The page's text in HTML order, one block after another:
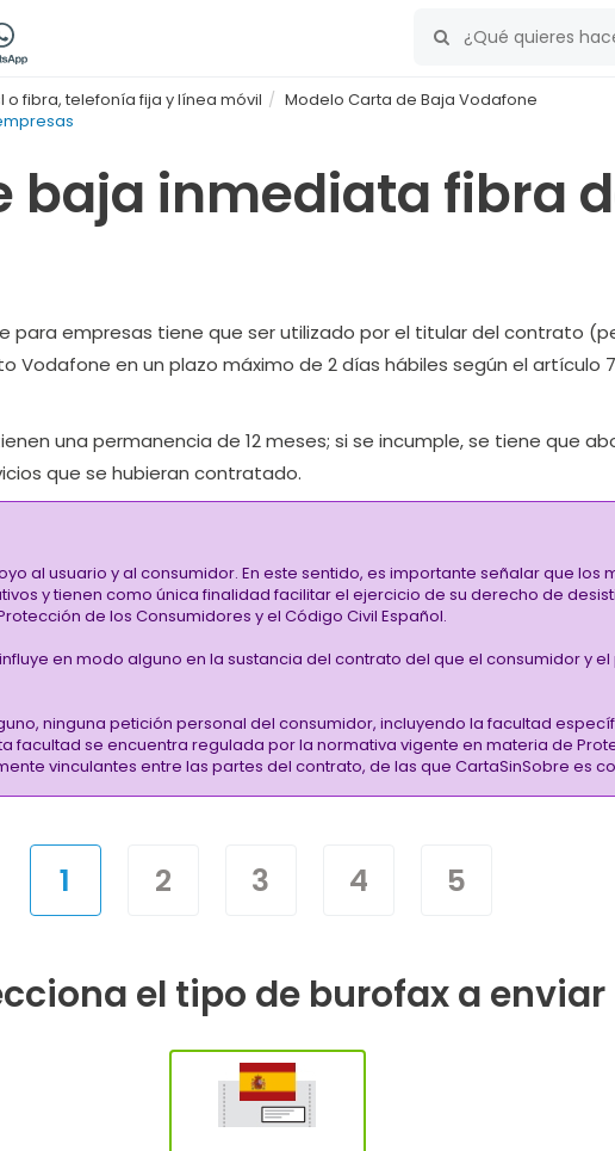
fibra, telefonía fija y línea móvil
Modelo Carta de Baja Vodafone
baja inmediata fibra
para empresas tiene que ser utilizado por el titular del contrato
en un plazo máximo de 2 días hábiles según el artículo
una permanencia de 12 meses; si se incumple, se tiene que
que se hubieran contratado.
al usuario y al consumidor. En este sentido, es importante señalar que
y tienen como única finalidad facilitar el ejercicio de su derecho de
de los Consumidores y el Código Civil Español.
en modo alguno en la sustancia del contrato del que el consumidor y
ninguna petición personal del consumidor, incluyendo la facultad
facultad se encuentra regulada por la normativa vigente en materia de
vinculantes entre las partes del contrato, de las que CartaSinSobre es
1 2 3 4 5
el tipo de burofax a enviar